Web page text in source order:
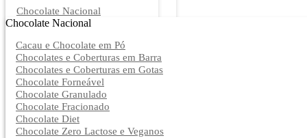
Chocolate Nacional
Chocolate Nacional
Cacau e Chocolate em Pó
Chocolates e Coberturas em Barra
Chocolates e Coberturas em Gotas
Chocolate Forneável
Chocolate Granulado
Chocolate Fracionado
Chocolate Diet
Chocolate Zero Lactose e Veganos